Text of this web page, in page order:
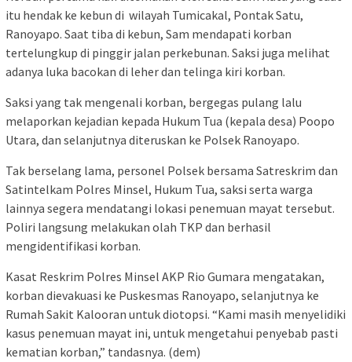
itu hendak ke kebun di wilayah Tumicakal, Pontak Satu,
Ranoyapo. Saat tiba di kebun, Sam mendapati korban
tertelungkup di pinggir jalan perkebunan. Saksi juga melihat
adanya luka bacokan di leher dan telinga kiri korban.
Saksi yang tak mengenali korban, bergegas pulang lalu
melaporkan kejadian kepada Hukum Tua (kepala desa) Poopo
Utara, dan selanjutnya diteruskan ke Polsek Ranoyapo.
Tak berselang lama, personel Polsek bersama Satreskrim dan
Satintelkam Polres Minsel, Hukum Tua, saksi serta warga
lainnya segera mendatangi lokasi penemuan mayat tersebut.
Poliri langsung melakukan olah TKP dan berhasil
mengidentifikasi korban.
Kasat Reskrim Polres Minsel AKP Rio Gumara mengatakan,
korban dievakuasi ke Puskesmas Ranoyapo, selanjutnya ke
Rumah Sakit Kalooran untuk diotopsi. “Kami masih menyelidiki
kasus penemuan mayat ini, untuk mengetahui penyebab pasti
kematian korban,” tandasnya. (dem)